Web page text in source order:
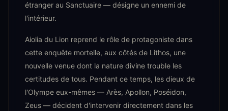
étranger au Sanctuaire — désigne un ennemi de
l'intérieur.
Aiolia du Lion reprend le rôle de protagoniste dans
cette enquête mortelle, aux côtés de Lithos, une
nouvelle venue dont la nature divine trouble les
certitudes de tous. Pendant ce temps, les dieux de
l'Olympe eux-mêmes — Arès, Apollon, Poséidon,
Zeus — décident d'intervenir directement dans les